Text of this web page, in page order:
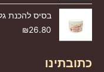
בסיס להכנת
₪26.80
כתובתינו